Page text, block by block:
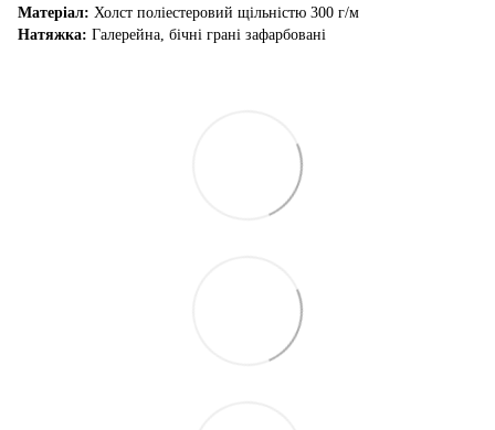
Матеріал: Холст поліестеровий щільністю 300 г/м
Натяжка: Галерейна, бічні грані зафарбовані